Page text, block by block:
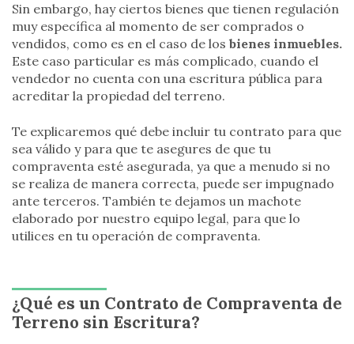
Sin embargo, hay ciertos bienes que tienen regulación
muy específica al momento de ser comprados o
vendidos, como es en el caso de los bienes inmuebles.
Este caso particular es más complicado, cuando el
vendedor no cuenta con una escritura pública para
acreditar la propiedad del terreno.
Te explicaremos qué debe incluir tu contrato para que
sea válido y para que te asegures de que tu
compraventa esté asegurada, ya que a menudo si no
se realiza de manera correcta, puede ser impugnado
ante terceros. También te dejamos un machote
elaborado por nuestro equipo legal, para que lo
utilices en tu operación de compraventa.
¿Qué es un Contrato de Compraventa de
Terreno sin Escritura?